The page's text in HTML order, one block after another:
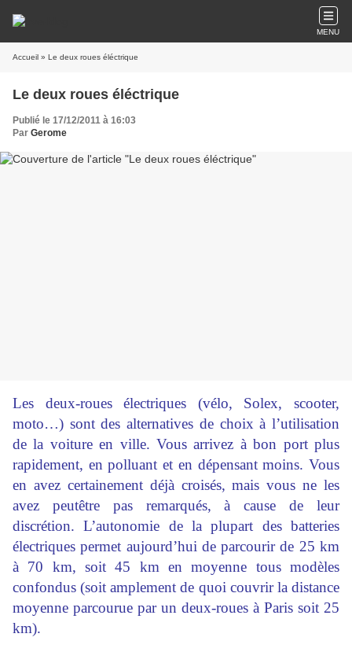
MENU
Accueil » Le deux roues éléctrique
Le deux roues éléctrique
Publié le 17/12/2011 à 16:03
Par Gerome
Les deux-roues électriques (vélo, Solex, scooter,
moto…) sont des alternatives de choix à l’utilisation
de la voiture en ville. Vous arrivez à bon port plus
rapidement, en polluant et en dépensant moins. Vous
en avez certainement déjà croisés, mais vous ne les
avez peutêtre pas remarqués, à cause de leur
discrétion. L’autonomie de la plupart des batteries
électriques permet aujourd’hui de parcourir de 25 km
à 70 km, soit 45 km en moyenne tous modèles
confondus (soit amplement de quoi couvrir la distance
moyenne parcourue par un deux-roues à Paris soit 25
km).